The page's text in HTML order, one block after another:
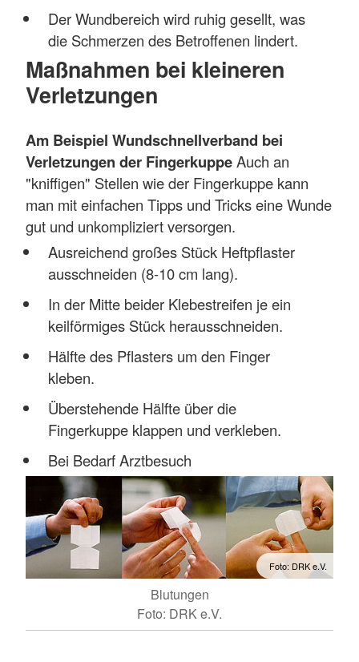
Foto: DRK e.V.
Blutungen
Foto: DRK e.V.
Der Wundbereich wird ruhig gesellt, was
die Schmerzen des Betroffenen lindert.
Maßnahmen bei kleineren
Verletzungen
Am Beispiel Wundschnellverband bei
Verletzungen der FingerkuppeAuch an
"kniffigen" Stellen wie der Fingerkuppe kann
man mit einfachen Tipps und Tricks eine Wunde
gut und unkompliziert versorgen.
Ausreichend großes Stück Heftpflaster
ausschneiden (8-10 cm lang).
In der Mitte beider Klebestreifen je ein
keilförmiges Stück herausschneiden.
Hälfte des Pflasters um den Finger
kleben.
Überstehende Hälfte über die
Fingerkuppe klappen und verkleben.
Bei Bedarf Arztbesuch